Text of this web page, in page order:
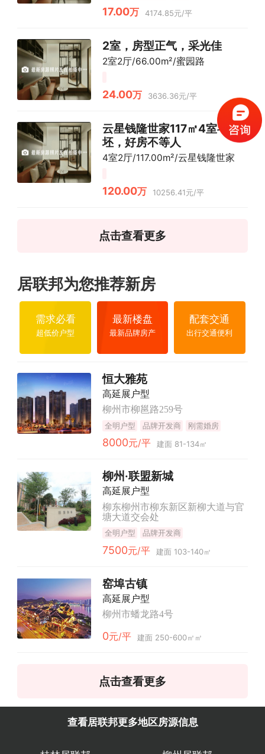
17.00万 4174.85元/平
2室，房型正气，采光佳
2室2厅/66.00m²/蜜园路
24.00万 3636.36元/平
云星钱隆世家117㎡4室毛
坯，好房不等人
4室2厅/117.00m²/云星钱隆世家
120.00万 10256.41元/平
点击查看更多
居联邦为您推荐新房
需求必看
超低价户型
最新楼盘
最新品牌房产
配套交通
出行交通便利
恒大雅苑
高延展户型
柳州市柳邕路259号
全明户型 品牌开发商 刚需婚房
8000元/平 建面 81-134㎡
柳州·联盟新城
高延展户型
柳东柳州市柳东新区新柳大道与官
塘大道交会处
全明户型 品牌开发商
7500元/平 建面 103-140㎡
窑埠古镇
高延展户型
柳州市蟠龙路4号
0元/平 建面 250-600㎡㎡
点击查看更多
查看居联邦更多地区房源信息